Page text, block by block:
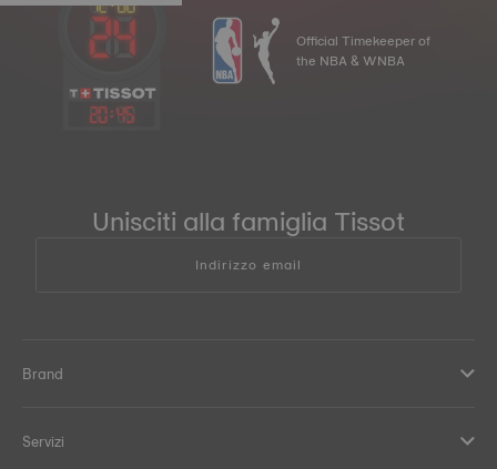
20:46
Official Timekeeper of
the NBA & WNBA
Unisciti alla famiglia Tissot
Indirizzo email
Brand
Servizi